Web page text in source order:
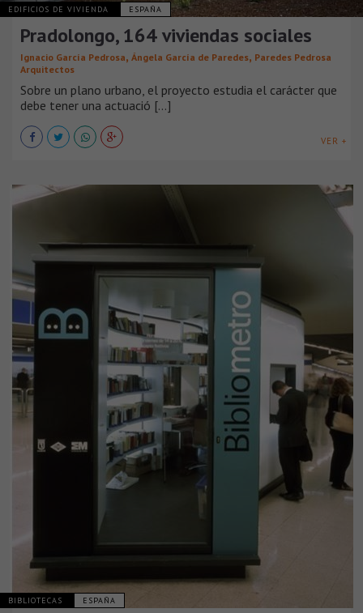
EDIFICIOS DE VIVIENDA ESPAÑA
Pradolongo, 164 viviendas sociales
Ignacio García Pedrosa, Ángela García de Paredes, Paredes Pedrosa
Arquitectos
Sobre un plano urbano, el proyecto estudia el carácter que
debe tener una actuació [...]
VER +
BIBLIOTECAS ESPAÑA